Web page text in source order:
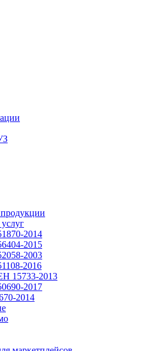
2014
2015
2003
2016
15733-2013
2017
2014